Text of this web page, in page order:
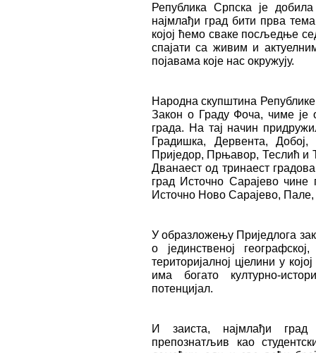
Република Српска је
најмлађи град бити прва
којој ћемо сваке посљедње
спајати са живим и
појавама које нас окружују.
Народна скупштина
Закон о Граду Фоча, чиме је
града. На тај начин
Градишка, Дервента,
Приједор, Прњавор, Теслић и
Дванаест од тринаест
град Источно Сарајево
Источно Ново Сарајево,
У образложењу Приједлога
о јединственој
територијалној цјелини у
има богато културно-
потенцијал.
И заиста, најмлађи
препознатљив као